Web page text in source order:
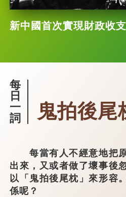
新中國首次實現財政收
每
日
一
詞
鬼拍後尾
每當有人不經意地把原
出來，又或者做了壞事後
以「鬼拍後尾枕」來形容
係呢？